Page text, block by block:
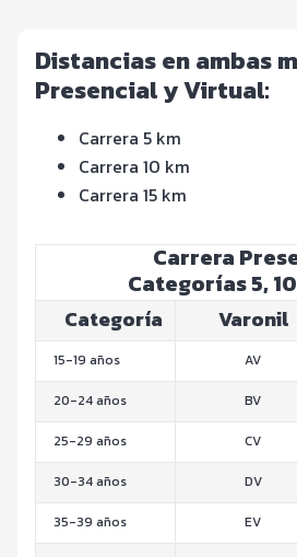
Distancias en ambas
Presencial y Virtual:
Carrera 5 km
Carrera 10 km
Carrera 15 km
Carrera
Categorías 5,
Categoría Varonil
15-19 años AV
20-24 años BV
25-29 años CV
30-34 años DV
35-39 años EV